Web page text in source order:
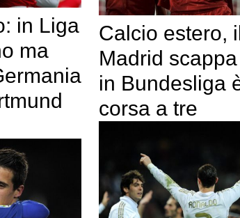
in Liga
ma
Calcio estero,
Madrid
in Bundesliga
corsa a tre